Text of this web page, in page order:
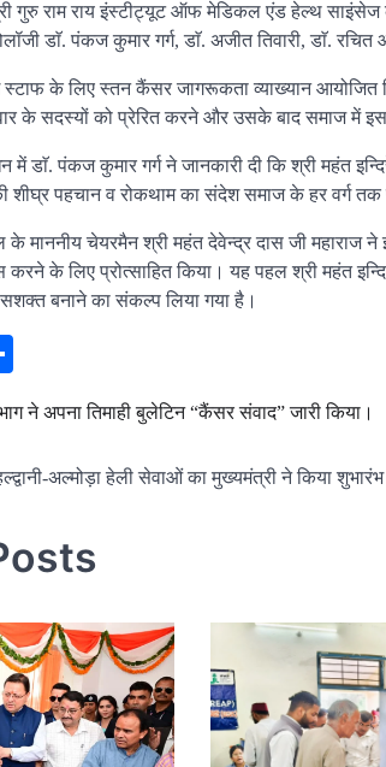
गुरु राम राय इंस्टीट्यूट ऑफ मेडिकल एंड हेल्थ साइंसेज
डाॅ. पंकज कुमार गर्ग, डाॅ. अजीत तिवारी, डाॅ.
स्टाफ के लिए स्तन कैंसर जागरूकता व्याख्यान
के सदस्यों को प्रेरित करने और उसके बाद समाज में
डाॅ. पंकज कुमार गर्ग ने जानकारी दी कि श्री महंत
शीघ्र पहचान व रोकथाम का संदेश समाज के हर वर्ग
के माननीय चेयरमैन श्री महंत देवेन्द्र दास जी
करने के लिए प्रोत्साहित किया। यह पहल श्री महंत
बनाने का संकल्प लिया गया है।
ने अपना तिमाही बुलेटिन “कैंसर संवाद” जारी किया।
अल्मोड़ा हेली सेवाओं का मुख्यमंत्री ने किया शुभारंभ